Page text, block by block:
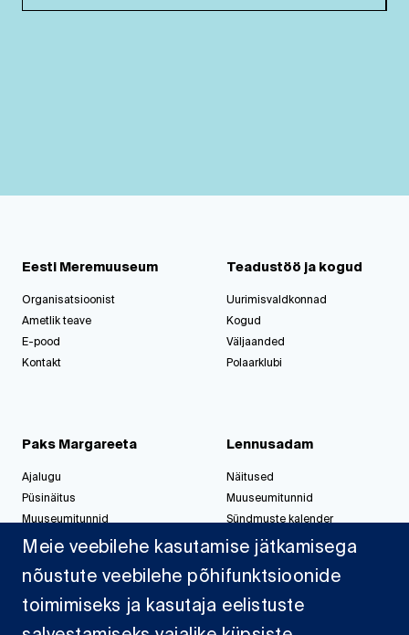
Eesti Meremuuseum
Organisatsioonist
Ametlik teave
E-pood
Kontakt
Teadustöö ja kogud
Uurimisvaldkonnad
Kogud
Väljaanded
Polaarklubi
Paks Margareeta
Ajalugu
Püsinäitus
Muuseumitunnid
Korralda üritus
Lennusadam
Näitused
Muuseumitunnid
Sündmuste kalender
Korralda üritus
Meie veebilehe kasutamise jätkamisega
nõustute veebilehe põhifunktsioonide
toimimiseks ja kasutaja eelistuste